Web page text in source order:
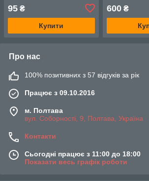
95 ₴
Купити
600₴
Про нас
100% позитивних з 57 відгуків за рік
Працює з 09.10.2016
м. Полтава
вул. Соборності, 9, Полтава, Україна
Контакти
Сьогодні працює з 11:00 до 18:00
Показати весь графік роботи